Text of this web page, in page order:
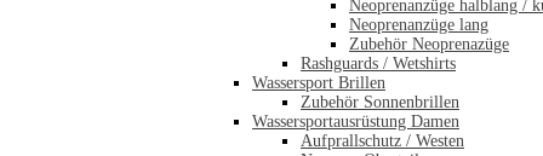
Neoprenanzüge halblang /
Neoprenanzüge lang
Zubehör Neoprenazüge
Rashguards / Wetshirts
Wassersport Brillen
Zubehör Sonnenbrillen
Wassersportausrüstung Damen
Aufprallschutz / Westen